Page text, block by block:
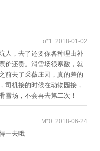
o*1 2018-01-02
人，去了还要你各种理由补
价还贵。滑雪场很寒酸，就
前去了采薇庄园，真的差的
司机接的时候在动物园接，
雪场，不会再去第二次！
M*0 2018-06-24
一去哦